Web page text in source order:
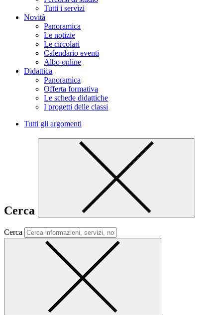
Tutti i servizi
Novità
Panoramica
Le notizie
Le circolari
Calendario eventi
Albo online
Didattica
Panoramica
Offerta formativa
Le schede didattiche
I progetti delle classi
Tutti gli argomenti
Cerca
Cerca